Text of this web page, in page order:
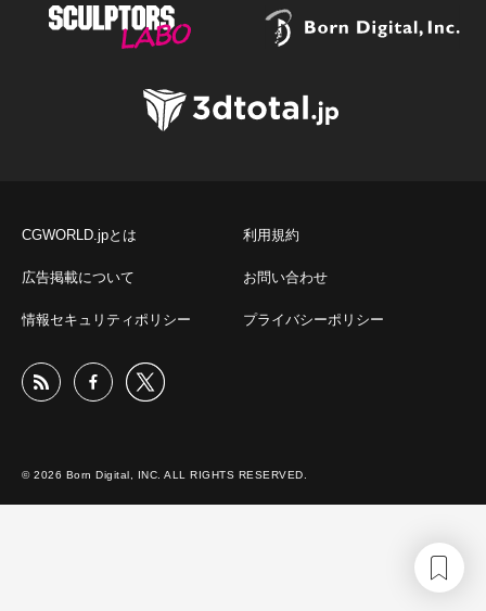
CGWORLD.jpとは 利用規約
広告掲載について お問い合わせ
情報セキュリティポリシー プライバシーポリシー
© 2026 Born Digital, INC. ALL RIGHTS RESERVED.